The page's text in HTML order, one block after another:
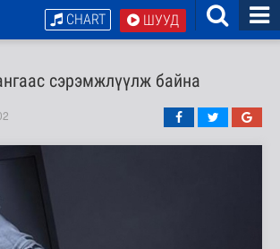
ШУУД
CHART
сэрэмжлүүлж байна